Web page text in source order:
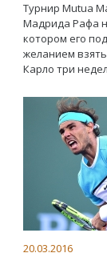
Турнир Mutua
Мадрида Рафа
котором его
желанием
Карло три
20.03.2016